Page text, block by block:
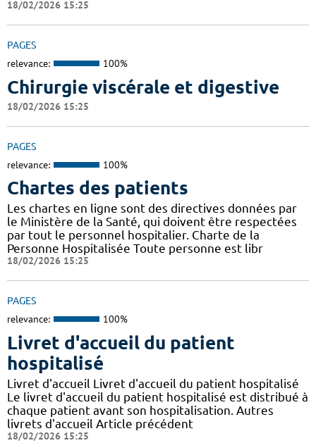
18/02/2026 15:25
PAGES
relevance: 100%
Chirurgie viscérale et digestive
18/02/2026 15:25
PAGES
relevance: 100%
Chartes des patients
Les chartes en ligne sont des directives données par
le Ministère de la Santé, qui doivent être respectées
par tout le personnel hospitalier. Charte de la
Personne Hospitalisée Toute personne est libr
18/02/2026 15:25
PAGES
relevance: 100%
Livret d'accueil du patient
hospitalisé
Livret d'accueil Livret d'accueil du patient hospitalisé
Le livret d'accueil du patient hospitalisé est distribué à
chaque patient avant son hospitalisation. Autres
livrets d'accueil Article précédent
18/02/2026 15:25